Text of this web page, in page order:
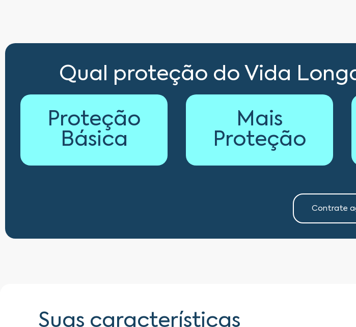
Qual proteção do Vida
Proteção
Básica
Mais
Proteção
Contrate
Suas características